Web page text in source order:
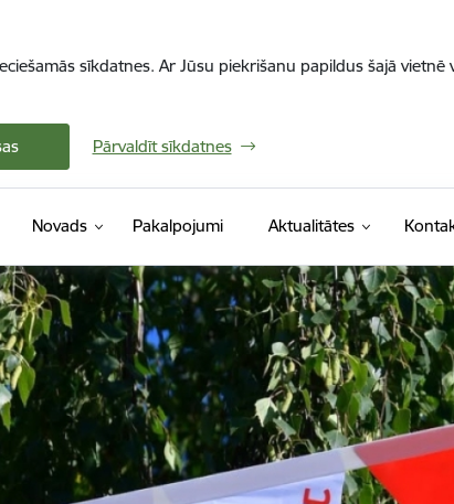
sīkdatnes. Ar Jūsu piekrišanu papildus šajā
Pārvaldīt sīkdatnes
Novads Pakalpojumi Aktualitātes